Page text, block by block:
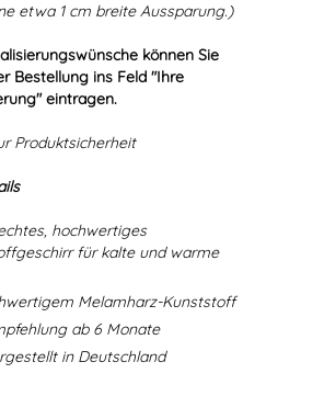
etwa 1 cm breite Aussparung.)
können Sie
Bestellung ins Feld "Ihre
eintragen.
Produktsicherheit
hochwertiges
für kalte und warme
Melamharz-Kunststoff
ab 6 Monate
in Deutschland